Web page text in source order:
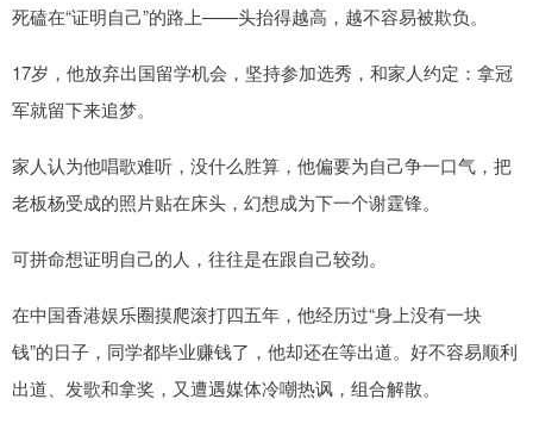
死磕在“证明自己”的路上——头抬得越高，越不容易被欺负。
17岁，他放弃出国留学机会，坚持参加选秀，和家人约定：拿冠
军就留下来追梦。
家人认为他唱歌难听，没什么胜算，他偏要为自己争一口气，把
老板杨受成的照片贴在床头，幻想成为下一个谢霆锋。
可拼命想证明自己的人，往往是在跟自己较劲。
在中国香港娱乐圈摸爬滚打四五年，他经历过“身上没有一块
钱”的日子，同学都毕业赚钱了，他却还在等出道。好不容易顺利
出道、发歌和拿奖，又遭遇媒体冷嘲热讽，组合解散。